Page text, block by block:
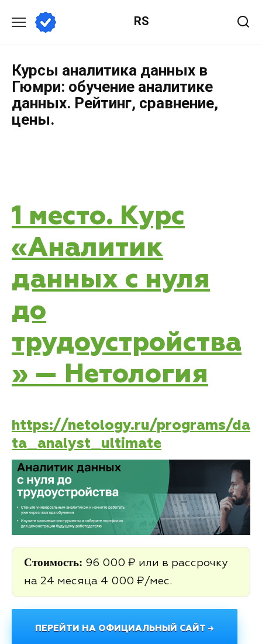
RS
Курсы аналитика данных в
Гюмри: обучение аналитике
данных. Рейтинг, сравнение,
цены.
1 место. Курс
«Аналитик
данных с нуля
до
трудоустройства
» — Нетология
https://netology.ru/programs/da
ta_analyst_ultimate
Стоимость: 96 000 ₽ или в рассрочку
на 24 месяца 4 000 ₽/мес.
ПЕРЕЙТИ НА ОФИЦИАЛЬНЫЙ САЙТ →